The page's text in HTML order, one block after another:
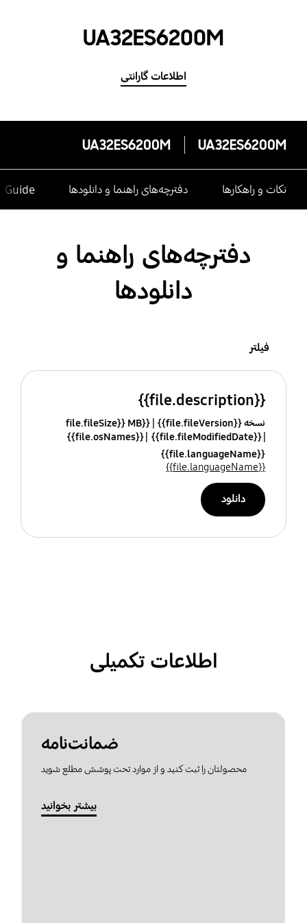
UA32ES6200M
اطلاعات گارانتی
UA32ES6200M
UA32ES6200M
نکات و راهکارها دفترچه‌های راهنما و دانلودها
دفترچه‌های راهنما و
دانلودها
فیلتر
{{file.description}}
نسخه {{file.fileVersion}}
{{file.fileSize}} MB
{{file.fileModifiedDate}}
{{file.osNames}}
{{file.languageName}}
{{file.languageName}}
دانلود
اطلاعات تکمیلی
ضمانت‌نامه
محصولتان را ثبت کنید و از موارد تحت پوشش مطلع شوید
بیشتر بخوانید